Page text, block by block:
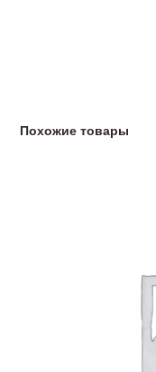
Похожие товары